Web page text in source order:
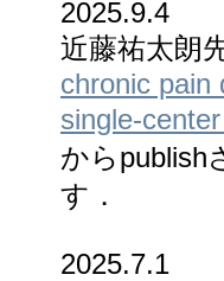
2025.9.4
近藤祐太朗
chronic pain
single-
からpublish
す．
2025.7.1